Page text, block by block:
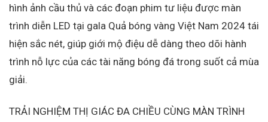
hình ảnh cầu thủ và các đoạn phim tư liệu được màn
trình diễn LED tại gala Quả bóng vàng Việt Nam 2024 tái
hiện sắc nét, giúp giới mộ điệu dễ dàng theo dõi hành
trình nỗ lực của các tài năng bóng đá trong suốt cả mùa
giải.
TRẢI NGHIỆM THỊ GIÁC ĐA CHIỀU CÙNG MÀN TRÌNH